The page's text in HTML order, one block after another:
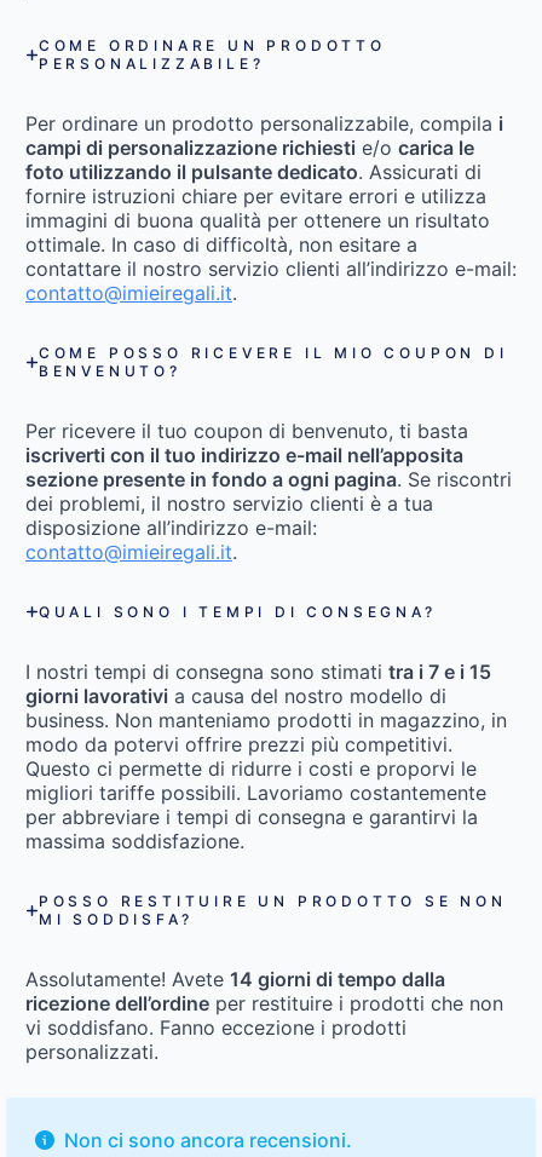
COME ORDINARE UN PRODOTTO
PERSONALIZZABILE?
Per ordinare un prodotto personalizzabile, compila i
campi di personalizzazione richiesti e/o carica le
foto utilizzando il pulsante dedicato. Assicurati di
fornire istruzioni chiare per evitare errori e utilizza
immagini di buona qualità per ottenere un risultato
ottimale. In caso di difficoltà, non esitare a
contattare il nostro servizio clienti all’indirizzo e-mail:
contatto@imieiregali.it.
COME POSSO RICEVERE IL MIO COUPON DI
BENVENUTO?
Per ricevere il tuo coupon di benvenuto, ti basta
iscriverti con il tuo indirizzo e-mail nell’apposita
sezione presente in fondo a ogni pagina. Se riscontri
dei problemi, il nostro servizio clienti è a tua
disposizione all’indirizzo e-mail:
contatto@imieiregali.it.
QUALI SONO I TEMPI DI CONSEGNA?
I nostri tempi di consegna sono stimati tra i 7 e i 15
giorni lavorativi a causa del nostro modello di
business. Non manteniamo prodotti in magazzino, in
modo da potervi offrire prezzi più competitivi.
Questo ci permette di ridurre i costi e proporvi le
migliori tariffe possibili. Lavoriamo costantemente
per abbreviare i tempi di consegna e garantirvi la
massima soddisfazione.
POSSO RESTITUIRE UN PRODOTTO SE NON
MI SODDISFA?
Assolutamente! Avete 14 giorni di tempo dalla
ricezione dell’ordine per restituire i prodotti che non
vi soddisfano. Fanno eccezione i prodotti
personalizzati.
Non ci sono ancora recensioni.